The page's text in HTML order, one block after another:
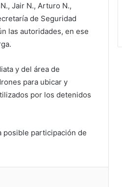
Jair N., Arturo N.,
de Seguridad
las autoridades, en ese
y del área de
para ubicar y
por los detenidos
posible participación de